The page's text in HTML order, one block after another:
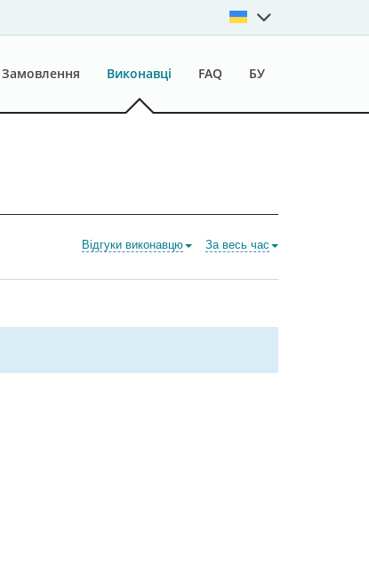
Замовлення Виконавці FAQ БУ
За весь час
Відгуки виконавцю